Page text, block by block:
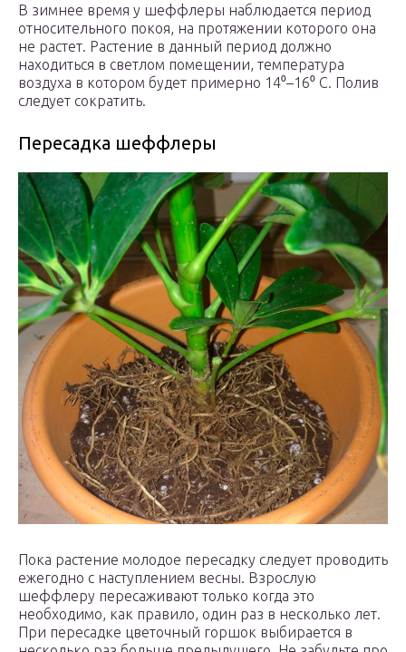
В зимнее время у шеффлеры наблюдается период
относительного покоя, на протяжении которого она
не растет. Растение в данный период должно
находиться в светлом помещении, температура
воздуха в котором будет примерно 14⁰–16⁰ С. Полив
следует сократить.
Пересадка шеффлеры
Пока растение молодое пересадку следует проводить
ежегодно с наступлением весны. Взрослую
шеффлеру пересаживают только когда это
необходимо, как правило, один раз в несколько лет.
При пересадке цветочный горшок выбирается в